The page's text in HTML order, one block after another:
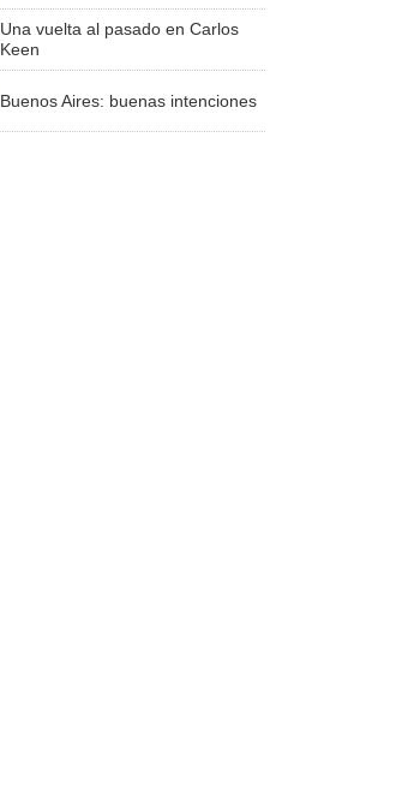
Una vuelta al pasado en Carlos
Keen
Buenos Aires: buenas intenciones